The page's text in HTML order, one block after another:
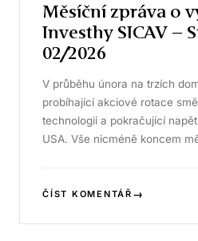
Měsíční zpráva o
Investhy SICAV –
02/2026
V průběhu února na trzích
probíhající akciové rotace
technologií a pokračující
USA. Vše nicméně koncem
ČÍST KOMENTÁŘ →